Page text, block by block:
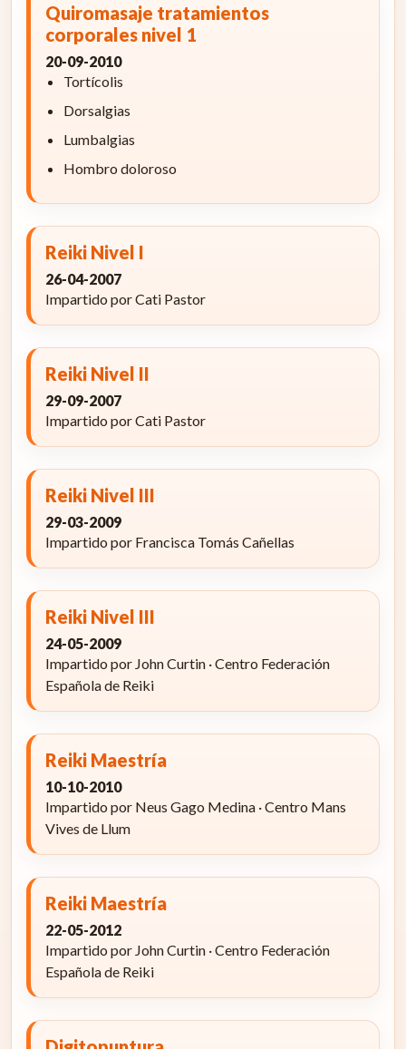
Quiromasaje tratamientos
corporales nivel 1
20-09-2010
Tortícolis
Dorsalgias
Lumbalgias
Hombro doloroso
Reiki Nivel I
26-04-2007
Impartido por Cati Pastor
Reiki Nivel II
29-09-2007
Impartido por Cati Pastor
Reiki Nivel III
29-03-2009
Impartido por Francisca Tomás Cañellas
Reiki Nivel III
24-05-2009
Impartido por John Curtin · Centro Federación
Española de Reiki
Reiki Maestría
10-10-2010
Impartido por Neus Gago Medina · Centro Mans
Vives de Llum
Reiki Maestría
22-05-2012
Impartido por John Curtin · Centro Federación
Española de Reiki